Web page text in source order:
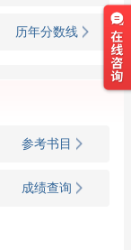
历年分数线
参考书目
成绩查询